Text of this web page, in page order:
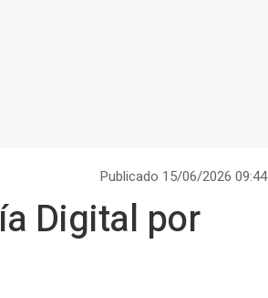
Publicado 15/06/2026 09:44
Digital por